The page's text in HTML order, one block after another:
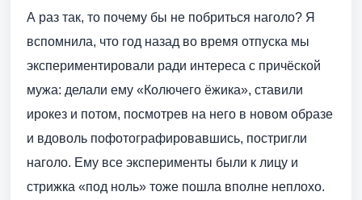
А раз так, то почему бы не побриться наголо? Я
вспомнила, что год назад во время отпуска мы
экспериментировали ради интереса с причёской
мужа: делали ему «Колючего ёжика», ставили
ирокез и потом, посмотрев на него в новом образе
и вдоволь пофотографировавшись, постригли
наголо. Ему все эксперименты были к лицу и
стрижка «под ноль» тоже пошла вполне неплохо.